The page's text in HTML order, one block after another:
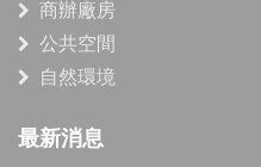
商辦廠房
公共空間
自然環境
最新消息